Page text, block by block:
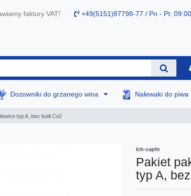
faktury VAT! +49(5151)87798-77 / Pn - Pt:
Dozowniki do grzanego wina Nalewaki do piwa
typ A, bez butli Co2
Ich-zapfe
Pakiet
typ A,